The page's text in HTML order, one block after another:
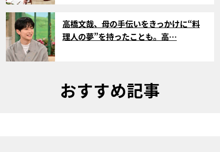
サムネイル
高橋文哉、母の手伝いをきっかけに“料
理人の夢”を持ったことも。高…
おすすめ記事